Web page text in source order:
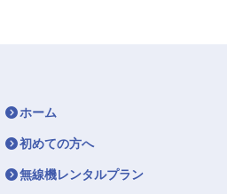
ホーム
初めての方へ
無線機レンタルプラン